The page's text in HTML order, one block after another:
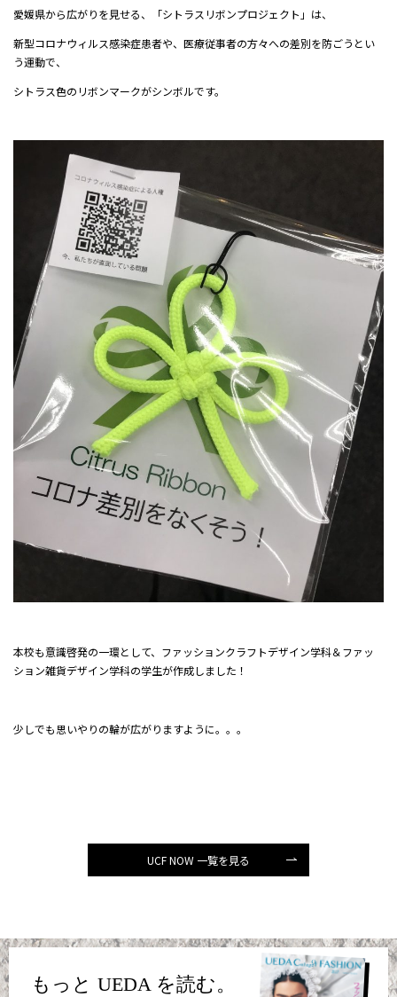
愛媛県から広がりを見せる、「シトラスリボンプロジェクト」は、
新型コロナウィルス感染症患者や、医療従事者の方々への差別を防ごうとい
う運動で、
シトラス色のリボンマークがシンボルです。
本校も意識啓発の一環として、ファッションクラフトデザイン学科＆ファッ
ション雑貨デザイン学科の学生が作成しました！
少しでも思いやりの輪が広がりますように。。。
UCF NOW 一覧を見る
もっと UEDA を読む。